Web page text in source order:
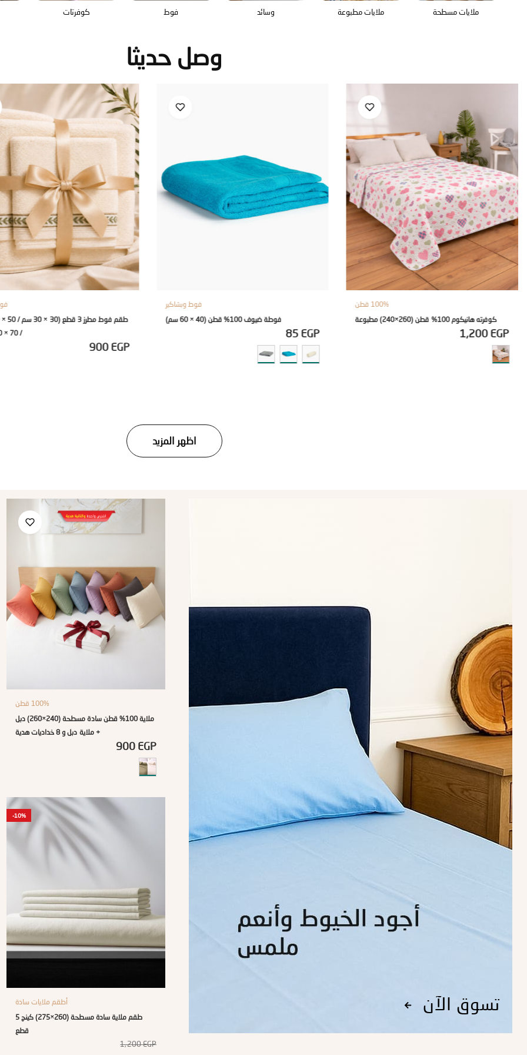
كوفرتات فوط وسائد ملايات مطبوعة ملايات مسطحة
وصل حديثا
100% قطن
كوفرته هانيكوم 100% قطن (260×240) مطبوعة
1,200EGP
فوط وبشاكير
فوطة ضيوف 100% قطن (40 × 60 سم)
85EGP
/ 70 × 140 سم)
900EGP
اظهر المزيد
تسوق الآن
100% قطن
ملاية 100% قطن سادة مسطحة (240×260) دبل
+ ملاية دبل و 8 خداديات هدية
900 EGP
-10%
أطقم ملايات سادة
طقم ملاية سادة مسطحة (260×275) كينج 5
قطع
1,200EGP